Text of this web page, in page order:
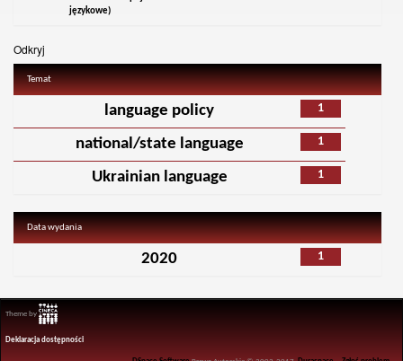
językowe)
Odkryj
Temat
1
language policy
1
national/state language
1
Ukrainian language
Data wydania
1
2020
Theme by
Deklaracja dostępności